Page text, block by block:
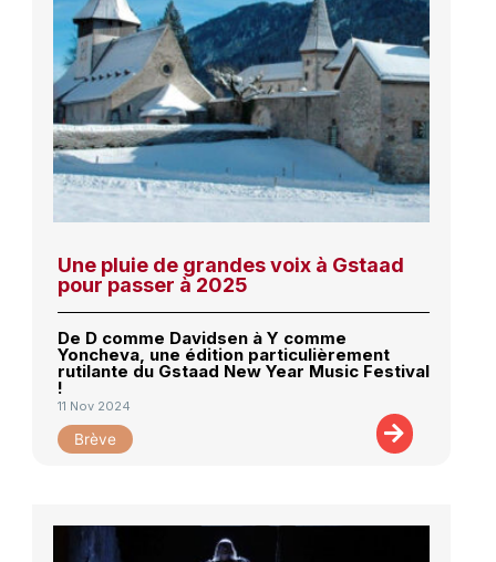
Une pluie de grandes voix à Gstaad
pour passer à 2025
De D comme Davidsen à Y comme
Yoncheva, une édition particulièrement
rutilante du Gstaad New Year Music Festival
!
11 Nov 2024
Brève